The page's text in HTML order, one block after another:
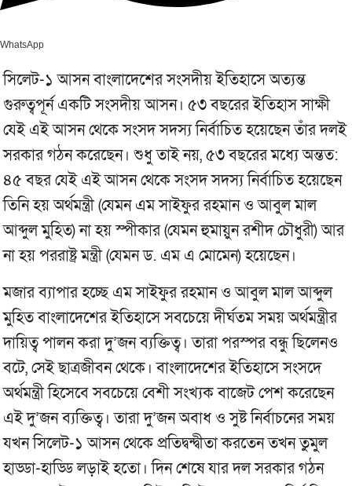
WhatsApp
সিলেট-১ আসন বাংলাদেশের সংসদীয় ইতিহাসে অত্যন্ত
গুরুত্বপূর্ন একটি সংসদীয় আসন। ৫৩ বছরের ইতিহাস সাক্ষী
যেই এই আসন থেকে সংসদ সদস্য নির্বাচিত হয়েছেন তাঁর দলই
সরকার গঠন করেছেন। শুধু তাই নয়, ৫৩ বছরের মধ্যে অন্তত:
৪৫ বছর যেই এই আসন থেকে সংসদ সদস্য নির্বাচিত হয়েছেন
তিনি হয় অর্থমন্ত্রী (যেমন এম সাইফুর রহমান ও আবুল মাল
আব্দুল মুহিত) না হয় স্পীকার (যেমন হুমায়ুন রশীদ চৌধুরী) আর
না হয় পররাষ্ট্র মন্ত্রী (যেমন ড. এম এ মোমেন) হয়েছেন।
মজার ব্যাপার হচ্ছে এম সাইফুর রহমান ও আবুল মাল আব্দুল
মুহিত বাংলাদেশের ইতিহাসে সবচেয়ে দীর্ঘতম সময় অর্থমন্ত্রীর
দায়িত্ব পালন করা দু’জন ব্যক্তিত্ব। তারা পরস্পর বন্ধু ছিলেনও
বটে, সেই ছাত্রজীবন থেকে। বাংলাদেশের ইতিহাসে সংসদে
অর্থমন্ত্রী হিসেবে সবচেয়ে বেশী সংখ্যক বাজেট পেশ করেছেন
এই দু’জন ব্যক্তিত্ব। তারা দু’জন অবাধ ও সুষ্ট নির্বাচনের সময়
যখন সিলেট-১ আসন থেকে প্রতিদ্বন্দ্বীতা করতেন তখন তুমুল
হাড্ডা-হাড্ডি লড়াই হতো। দিন শেষে যার দল সরকার গঠন